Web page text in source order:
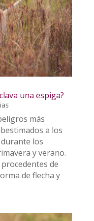
una espiga?
más
a los
los
y verano.
de
de flecha y